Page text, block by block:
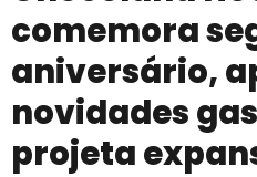
comemora
aniversário,
novidades
projeta